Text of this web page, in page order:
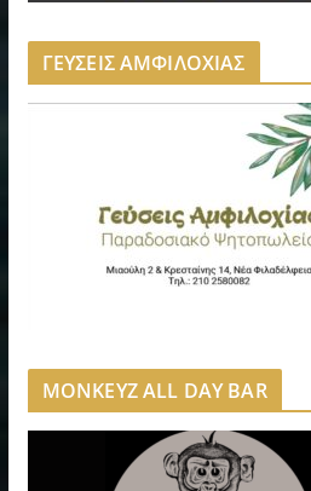
ΓΕΥΣΕΙΣ ΑΜΦΙΛΟΧΙΑΣ
MONKEYZ ALL DAY BAR